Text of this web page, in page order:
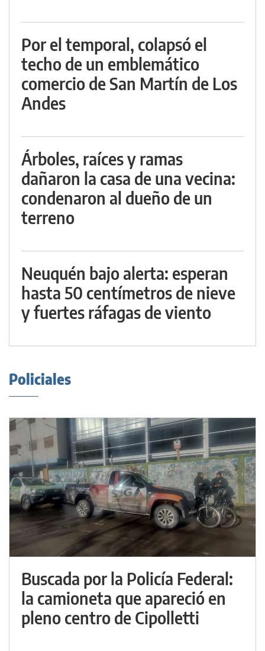
Por el temporal, colapsó el
techo de un emblemático
comercio de San Martín de Los
Andes
Árboles, raíces y ramas
dañaron la casa de una vecina:
condenaron al dueño de un
terreno
Neuquén bajo alerta: esperan
hasta 50 centímetros de nieve
y fuertes ráfagas de viento
Policiales
Buscada por la Policía Federal:
la camioneta que apareció en
pleno centro de Cipolletti